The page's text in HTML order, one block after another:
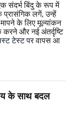
संदर्भ बिंदु के रूप में
लगें, उन्हें
के लिए मूल्यांकन
और नई अंतर्दृष्टि
टेस्टपर वापस आ
के साथ बदल